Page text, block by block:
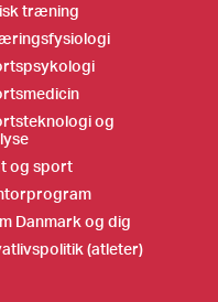
træning
og
og sport
Danmark og dig
(atleter)